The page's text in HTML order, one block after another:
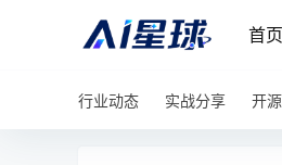
首页
行业动态 实战分享 开